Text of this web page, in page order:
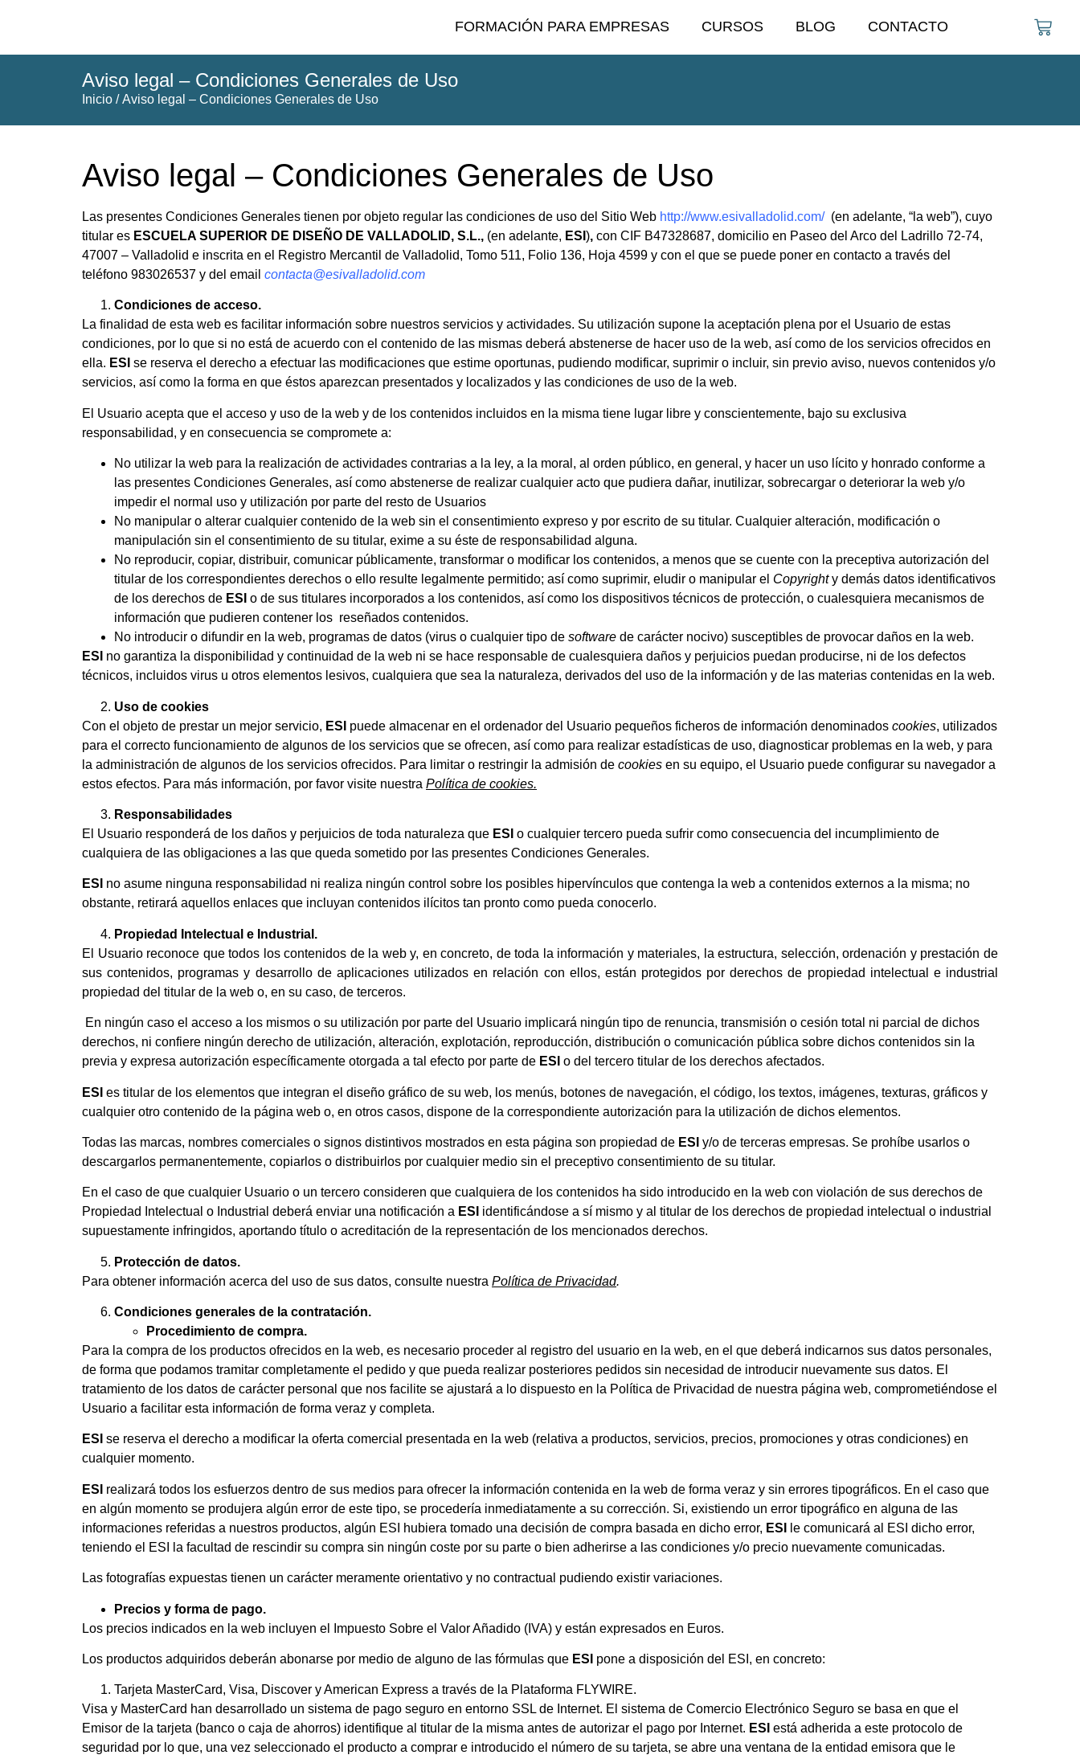
FORMACIÓN PARA EMPRESAS CURSOS BLOG CONTACTO
Aviso legal – Condiciones Generales de Uso
Inicio / Aviso legal – Condiciones Generales de Uso
Aviso legal – Condiciones Generales de Uso
Las presentes Condiciones Generales tienen por objeto regular las condiciones de uso del Sitio Web http://www.esivalladolid.com/ (en adelante, “la web”), cuyo
titular es ESCUELA SUPERIOR DE DISEÑO DE VALLADOLID, S.L., (en adelante, ESI ), con CIF B47328687, domicilio en Paseo del Arco del Ladrillo 72-74,
47007 – Valladolid e inscrita en el Registro Mercantil de Valladolid, Tomo 511, Folio 136, Hoja 4599 y con el que se puede poner en contacto a través del
teléfono 983026537 y del email contacta@esivalladolid.com
Condiciones de acceso.
La finalidad de esta web es facilitar información sobre nuestros servicios y actividades. Su utilización supone la aceptación plena por el Usuario de estas
condiciones, por lo que si no está de acuerdo con el contenido de las mismas deberá abstenerse de hacer uso de la web, así como de los servicios ofrecidos en
ella. ESI se reserva el derecho a efectuar las modificaciones que estime oportunas, pudiendo modificar, suprimir o incluir, sin previo aviso, nuevos contenidos y/o
servicios, así como la forma en que éstos aparezcan presentados y localizados y las condiciones de uso de la web.
El Usuario acepta que el acceso y uso de la web y de los contenidos incluidos en la misma tiene lugar libre y conscientemente, bajo su exclusiva
responsabilidad, y en consecuencia se compromete a:
No utilizar la web para la realización de actividades contrarias a la ley, a la moral, al orden público, en general, y hacer un uso lícito y honrado conforme a
las presentes Condiciones Generales, así como abstenerse de realizar cualquier acto que pudiera dañar, inutilizar, sobrecargar o deteriorar la web y/o
impedir el normal uso y utilización por parte del resto de Usuarios
No manipular o alterar cualquier contenido de la web sin el consentimiento expreso y por escrito de su titular. Cualquier alteración, modificación o
manipulación sin el consentimiento de su titular, exime a su éste de responsabilidad alguna.
No reproducir, copiar, distribuir, comunicar públicamente, transformar o modificar los contenidos, a menos que se cuente con la preceptiva autorización del
titular de los correspondientes derechos o ello resulte legalmente permitido; así como suprimir, eludir o manipular el Copyrighty demás datos identificativos
de los derechos de ESI o de sus titulares incorporados a los contenidos, así como los dispositivos técnicos de protección, o cualesquiera mecanismos de
información que pudieren contener los reseñados contenidos.
No introducir o difundir en la web, programas de datos (virus o cualquier tipo de software de carácter nocivo) susceptibles de provocar daños en la web.
ESI no garantiza la disponibilidad y continuidad de la web ni se hace responsable de cualesquiera daños y perjuicios puedan producirse, ni de los defectos
técnicos, incluidos virus u otros elementos lesivos, cualquiera que sea la naturaleza, derivados del uso de la información y de las materias contenidas en la web.
Uso de cookies
Con el objeto de prestar un mejor servicio, ESI puede almacenar en el ordenador del Usuario pequeños ficheros de información denominados cookies, utilizados
para el correcto funcionamiento de algunos de los servicios que se ofrecen, así como para realizar estadísticas de uso, diagnosticar problemas en la web, y para
la administración de algunos de los servicios ofrecidos. Para limitar o restringir la admisión de cookies en su equipo, el Usuario puede configurar su navegador a
estos efectos. Para más información, por favor visite nuestra Política de cookies.
Responsabilidades
El Usuario responderá de los daños y perjuicios de toda naturaleza que ESI o cualquier tercero pueda sufrir como consecuencia del incumplimiento de
cualquiera de las obligaciones a las que queda sometido por las presentes Condiciones Generales.
ESI no asume ninguna responsabilidad ni realiza ningún control sobre los posibles hipervínculos que contenga la web a contenidos externos a la misma; no
obstante, retirará aquellos enlaces que incluyan contenidos ilícitos tan pronto como pueda conocerlo.
Propiedad Intelectual e Industrial.
El Usuario reconoce que todos los contenidos de la web y, en concreto, de toda la información y materiales, la estructura, selección, ordenación y prestación de
sus contenidos, programas y desarrollo de aplicaciones utilizados en relación con ellos, están protegidos por derechos de propiedad intelectual e industrial
propiedad del titular de la web o, en su caso, de terceros.
En ningún caso el acceso a los mismos o su utilización por parte del Usuario implicará ningún tipo de renuncia, transmisión o cesión total ni parcial de dichos
derechos, ni confiere ningún derecho de utilización, alteración, explotación, reproducción, distribución o comunicación pública sobre dichos contenidos sin la
previa y expresa autorización específicamente otorgada a tal efecto por parte de ESI o del tercero titular de los derechos afectados.
ESI es titular de los elementos que integran el diseño gráfico de su web, los menús, botones de navegación, el código, los textos, imágenes, texturas, gráficos y
cualquier otro contenido de la página web o, en otros casos, dispone de la correspondiente autorización para la utilización de dichos elementos.
Todas las marcas, nombres comerciales o signos distintivos mostrados en esta página son propiedad de ESI y/o de terceras empresas. Se prohíbe usarlos o
descargarlos permanentemente, copiarlos o distribuirlos por cualquier medio sin el preceptivo consentimiento de su titular.
En el caso de que cualquier Usuario o un tercero consideren que cualquiera de los contenidos ha sido introducido en la web con violación de sus derechos de
Propiedad Intelectual o Industrial deberá enviar una notificación a ESI identificándose a sí mismo y al titular de los derechos de propiedad intelectual o industrial
supuestamente infringidos, aportando título o acreditación de la representación de los mencionados derechos.
Protección de datos.
Para obtener información acerca del uso de sus datos, consulte nuestra Política de Privacidad.
Condiciones generales de la contratación.
Procedimiento de compra.
Para la compra de los productos ofrecidos en la web, es necesario proceder al registro del usuario en la web, en el que deberá indicarnos sus datos personales,
de forma que podamos tramitar completamente el pedido y que pueda realizar posteriores pedidos sin necesidad de introducir nuevamente sus datos. El
tratamiento de los datos de carácter personal que nos facilite se ajustará a lo dispuesto en la Política de Privacidad de nuestra página web, comprometiéndose el
Usuario a facilitar esta información de forma veraz y completa.
ESI se reserva el derecho a modificar la oferta comercial presentada en la web (relativa a productos, servicios, precios, promociones y otras condiciones) en
cualquier momento.
ESI realizará todos los esfuerzos dentro de sus medios para ofrecer la información contenida en la web de forma veraz y sin errores tipográficos. En el caso que
en algún momento se produjera algún error de este tipo, se procedería inmediatamente a su corrección. Si, existiendo un error tipográfico en alguna de las
informaciones referidas a nuestros productos, algún ESI hubiera tomado una decisión de compra basada en dicho error, ESI
le comunicará al ESI dicho error,
teniendo el ESI la facultad de rescindir su compra sin ningún coste por su parte o bien adherirse a las condiciones y/o precio nuevamente comunicadas.
Las fotografías expuestas tienen un carácter meramente orientativo y no contractual pudiendo existir variaciones.
Precios y forma de pago.
Los precios indicados en la web incluyen el Impuesto Sobre el Valor Añadido (IVA) y están expresados en Euros.
Los productos adquiridos deberán abonarse por medio de alguno de las fórmulas que ESI pone a disposición del ESI, en concreto:
Tarjeta MasterCard, Visa, Discover y American Express a través de la Plataforma FLYWIRE.
Visa y MasterCard han desarrollado un sistema de pago seguro en entorno SSL de Internet. El sistema de Comercio Electrónico Seguro se basa en que el
Emisor de la tarjeta (banco o caja de ahorros) identifique al titular de la misma antes de autorizar el pago por Internet. ESI está adherida a este protocolo de
seguridad por lo que, una vez seleccionado el producto a comprar e introducido el número de su tarjeta, se abre una ventana de la entidad emisora que le